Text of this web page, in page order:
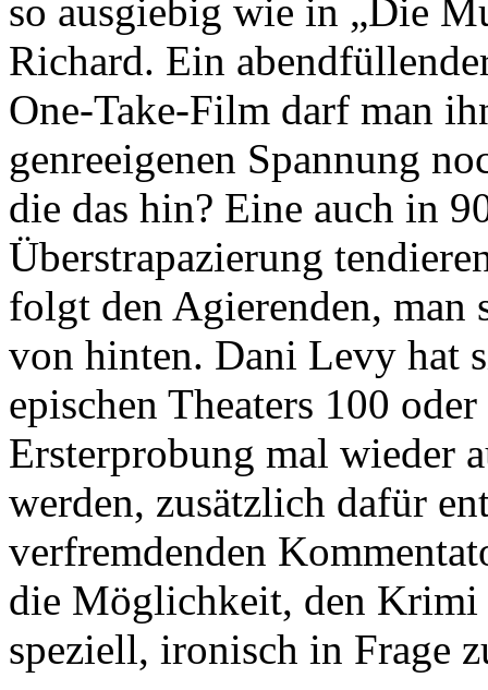
so ausgiebig wie in „Die
Richard. Ein
One-Take-Film darf man
genreeigenen Spannung
die das hin? Eine auch in
Überstrapazierung
folgt den Agierenden, man
von hinten. Dani Levy hat
epischen Theaters 100
Ersterprobung mal wieder
werden, zusätzlich dafür
verfremdenden
die Möglichkeit, den Krimi
speziell, ironisch in Frage